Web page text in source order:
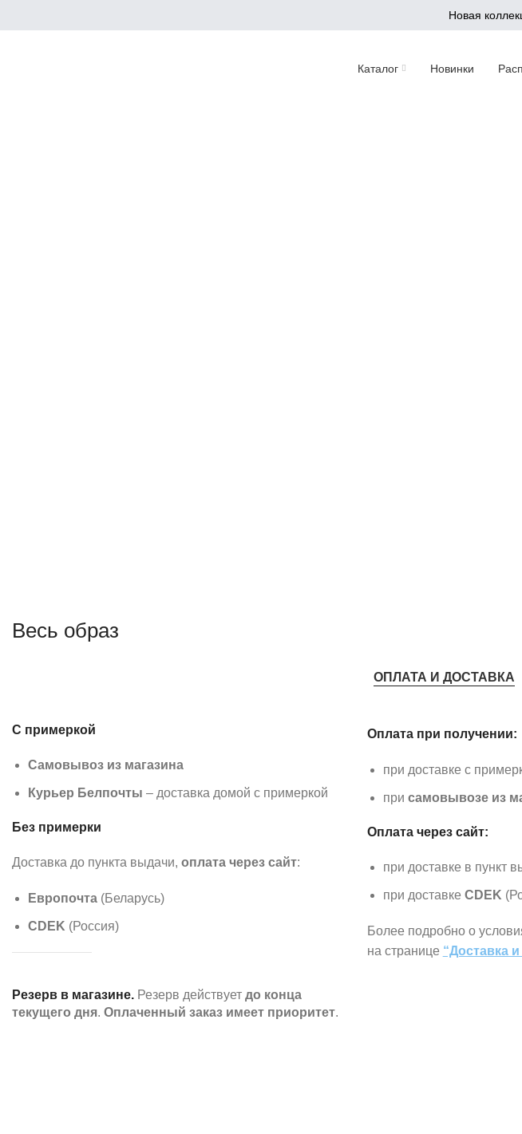
Новая
Каталог Новинки
Весь образ
ОПЛАТА И ДОСТАВКА
С примеркой
Самовывоз из магазина
Курьер Белпочты – доставка домой с примеркой
Без примерки
Доставка до пункта выдачи, оплата через сайт:
Европочта (Беларусь)
CDEK (Россия)
Резерв в магазине. Резерв действует до конца
текущего дня. Оплаченный заказ имеет приоритет.
Оплата при получении:
при доставке с
при самовывозе из
Оплата через сайт:
при доставке в пункт
при доставке CDEK
Более подробно о
на странице “Доставка